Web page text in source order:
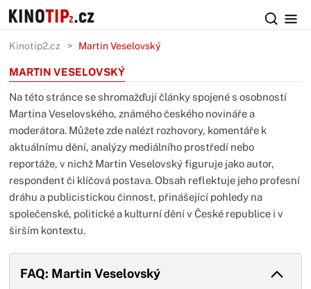
Kinotip2.cz Martin Veselovský
MARTIN VESELOVSKÝ
Na této stránce se shromažďují články spojené s osobností
Martina Veselovského, známého českého novináře a
moderátora. Můžete zde nalézt rozhovory, komentáře k
aktuálnímu dění, analýzy mediálního prostředí nebo
reportáže, v nichž Martin Veselovský figuruje jako autor,
respondent či klíčová postava. Obsah reflektuje jeho profesní
dráhu a publicistickou činnost, přinášející pohledy na
společenské, politické a kulturní dění v České republice i v
širším kontextu.
FAQ: Martin Veselovský